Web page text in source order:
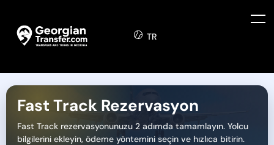
TR
Fast Track Rezervasyon
Fast Track rezervasyonunuzu 2 adımda tamamlayın. Yolcu
bilgilerini ekleyin, ödeme yöntemini seçin ve hızlıca bitirin.